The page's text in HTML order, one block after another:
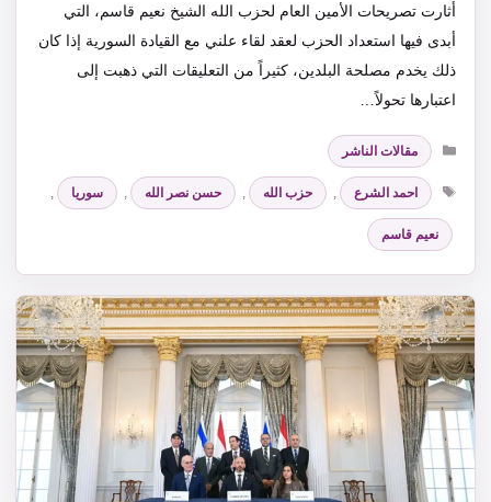
أثارت تصريحات الأمين العام لحزب الله الشيخ نعيم قاسم، التي
أبدى فيها استعداد الحزب لعقد لقاء علني مع القيادة السورية إذا كان
ذلك يخدم مصلحة البلدين، كثيراً من التعليقات التي ذهبت إلى
اعتبارها تحولاً…
التصنيفات
مقالات الناشر
الوسوم
احمد الشرع حزب الله حسن نصر الله سوريا
نعيم قاسم